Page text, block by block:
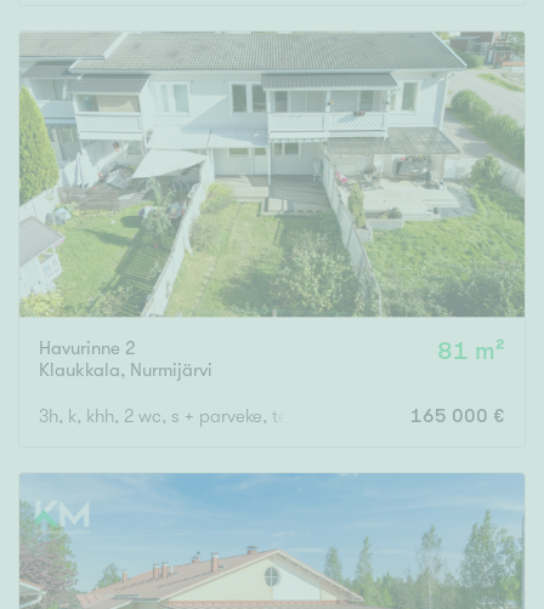
Havurinne 2
Klaukkala, Nurmijärvi
81 m²
3h, k, khh, 2 wc, s + parveke, terassi 165 000 €